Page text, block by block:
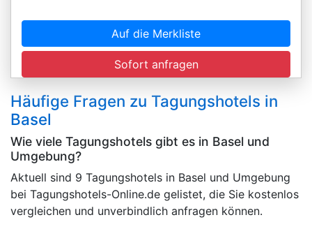
Auf die Merkliste
Sofort anfragen
Häufige Fragen zu Tagungshotels in
Basel
Wie viele Tagungshotels gibt es in Basel und
Umgebung?
Aktuell sind 9 Tagungshotels in Basel und Umgebung
bei Tagungshotels-Online.de gelistet, die Sie kostenlos
vergleichen und unverbindlich anfragen können.